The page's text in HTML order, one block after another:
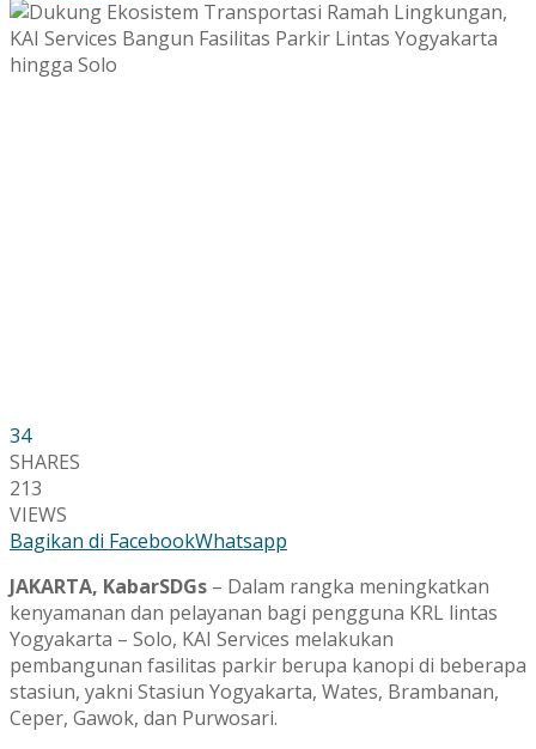
34
SHARES
213
VIEWS
Bagikan di FacebookWhatsapp
JAKARTA, KabarSDGs – Dalam rangka meningkatkan
kenyamanan dan pelayanan bagi pengguna KRL lintas
Yogyakarta – Solo, KAI Services melakukan
pembangunan fasilitas parkir berupa kanopi di beberapa
stasiun, yakni Stasiun Yogyakarta, Wates, Brambanan,
Ceper, Gawok, dan Purwosari.